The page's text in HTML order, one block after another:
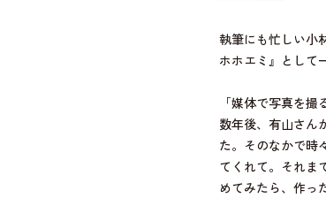
執筆にも忙しい小
ホホエミ』として
「媒体で写真を
数年後、有山さん
た。そのなかで時
てくれて。それま
めてみたら、作っ